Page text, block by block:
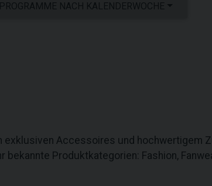
NACH KALENDERWOCHE
exklusiven Accessoires und hochwertigem
Produktkategorien: Fashion,